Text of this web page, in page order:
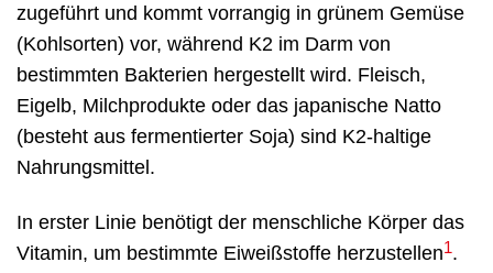
zugeführt und kommt vorrangig in grünem Gemüse
(Kohlsorten) vor, während K2 im Darm von
bestimmten Bakterien hergestellt wird. Fleisch,
Eigelb, Milchprodukte oder das japanische Natto
(besteht aus fermentierter Soja) sind K2-haltige
Nahrungsmittel.
In erster Linie benötigt der menschliche Körper das
Vitamin, um bestimmte Eiweißstoffe herzustellen1.